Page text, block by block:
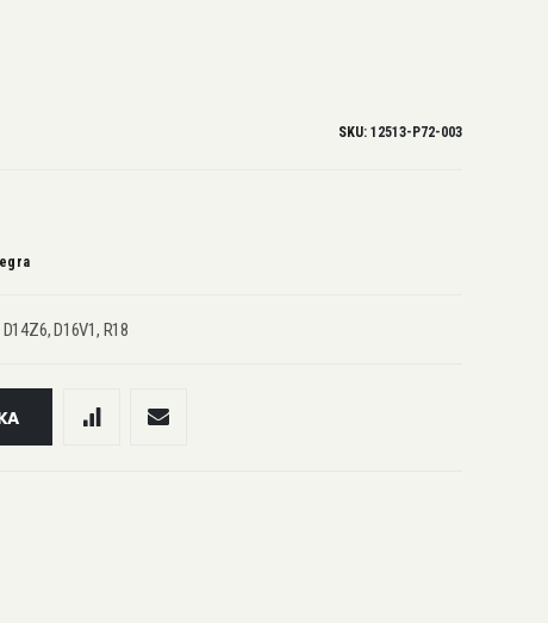
SKU 12513-P72-003
D16V1, R18